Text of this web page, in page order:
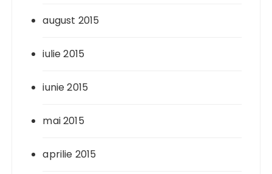
august 2015
iulie 2015
iunie 2015
mai 2015
aprilie 2015